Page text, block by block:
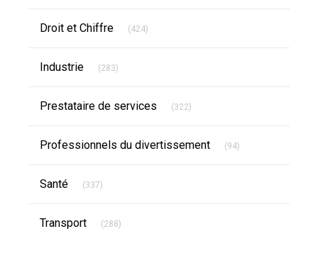
Droit et Chiffre (424)
Industrie (283)
Prestataire de services (322)
Professionnels du divertissement (94)
Santé (337)
Transport (288)